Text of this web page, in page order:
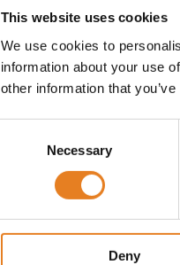
This website uses cookies
We use cookies to
information about your use
other information that
Necessary
Deny